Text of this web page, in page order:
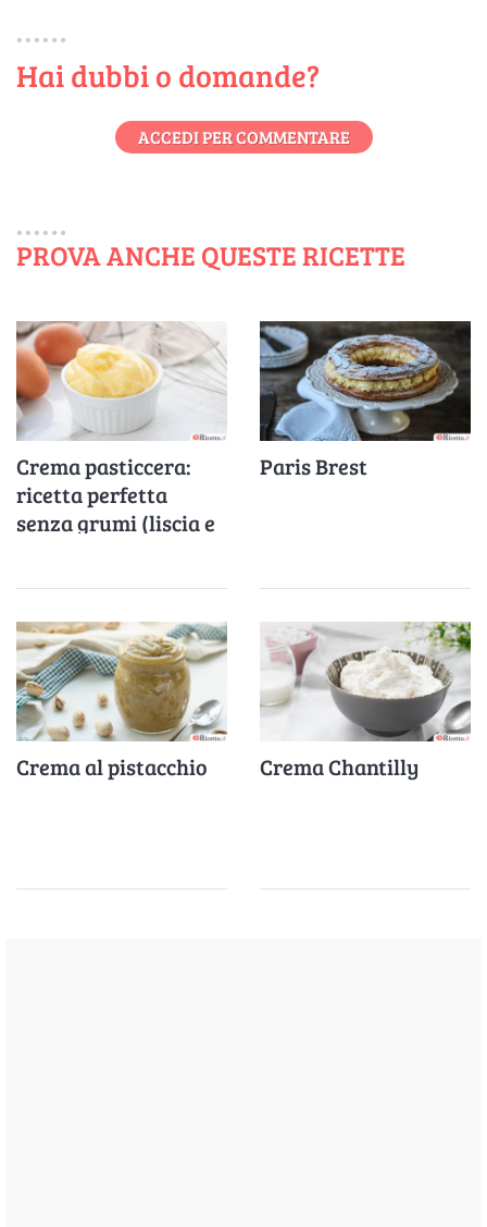
Hai dubbi o domande?
ACCEDI PER COMMENTARE
PROVA ANCHE QUESTE RICETTE
Crema pasticcera:
ricetta perfetta
senza grumi (liscia e
Paris Brest
Crema al pistacchio Crema Chantilly